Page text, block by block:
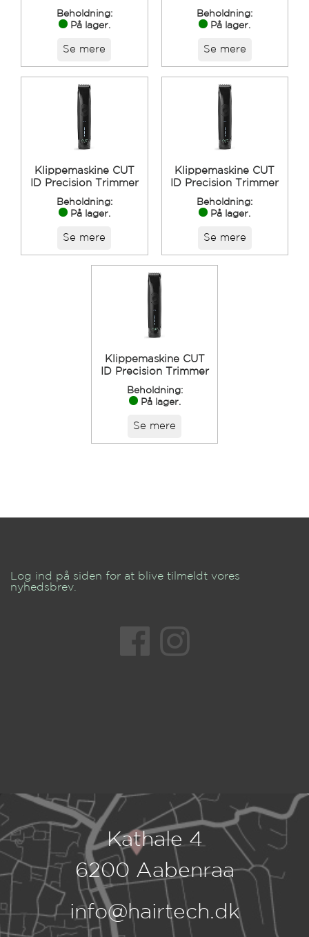
Beholdning:
På lager.
Se mere
Beholdning:
På lager.
Se mere
Klippemaskine CUT
ID Precision Trimmer
Beholdning:
På lager.
Se mere
Klippemaskine CUT
ID Precision Trimmer
Beholdning:
På lager.
Se mere
Klippemaskine CUT
ID Precision Trimmer
Beholdning:
På lager.
Se mere
Log ind på siden for at blive tilmeldt vores
nyhedsbrev.
Kathale 4
6200 Aabenraa
info@hairtech.dk